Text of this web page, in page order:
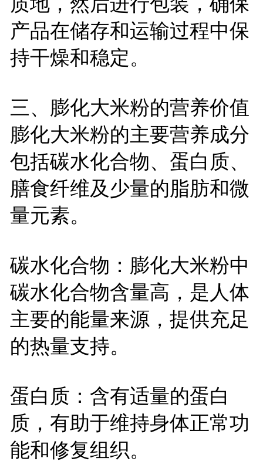
产品在储存和运输过程中保
持干燥和稳定。
三、膨化大米粉的营养价值
膨化大米粉的主要营养成分
包括碳水化合物、蛋白质、
膳食纤维及少量的脂肪和微
量元素。
碳水化合物：膨化大米粉中
碳水化合物含量高，是人体
主要的能量来源，提供充足
的热量支持。
蛋白质：含有适量的蛋白
质，有助于维持身体正常功
能和修复组织。